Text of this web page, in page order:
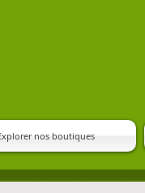
nos boutiques